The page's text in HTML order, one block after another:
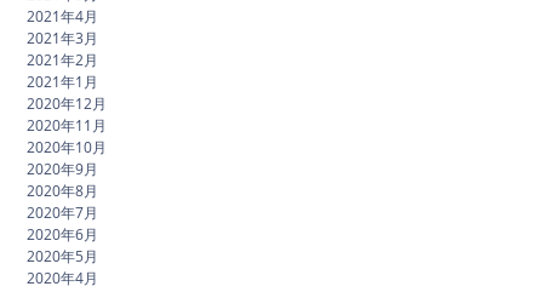
2021年4月
2021年3月
2021年2月
2021年1月
2020年12月
2020年11月
2020年10月
2020年9月
2020年8月
2020年7月
2020年6月
2020年5月
2020年4月